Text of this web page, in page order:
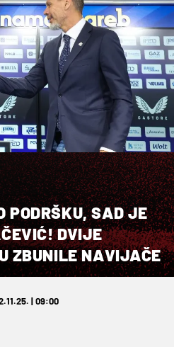
PODRŠKU, SAD JE
DVIJE
ZBUNILE NAVIJAČE
| 09:00